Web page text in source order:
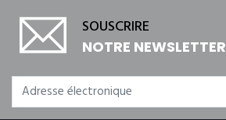
SOUSCRIRE
NOTRE NEWSLETTER